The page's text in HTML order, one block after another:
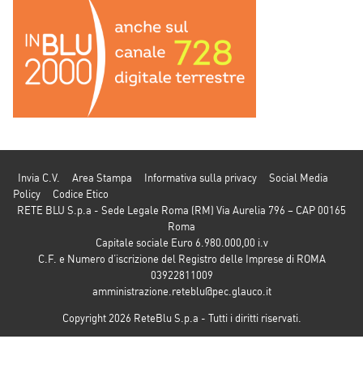
Invia C.V. Area Stampa Informativa sulla privacy
Social Media
Policy
Codice Etico
RETE BLU S.p.a - Sede Legale Roma (RM) Via Aurelia 796 – CAP 00165
Roma
Capitale sociale Euro 6.980.000,00 i.v
C.F. e Numero d’iscrizione del Registro delle Imprese di ROMA
03922811009
amministrazione.reteblu@pec.glauco.it
Copyright 2026 ReteBlu S.p.a - Tutti i diritti riservati.